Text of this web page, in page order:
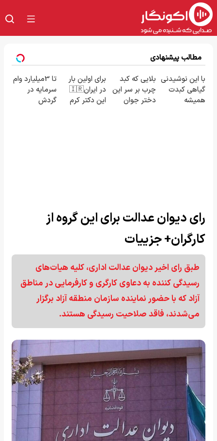
مطالب پیشنهادی
با این نوشیدنی
گیاهی کبدت
همیشه
بلایی که کبد
چرب بر سر این
دختر جوان
برای اولین بار
در ایران🇮🇷
این دکتر کرم
تا 3میلیارد وام
سرمایه در
گردش
رای دیوان عدالت برای این گروه از
کارگران+ جزییات
طبق رای اخیر دیوان عدالت اداری، کلیه هیات‌های
رسیدگی کننده به دعاوی کارگری و کارفرمایی در مناطق
آزاد که با حضور نماینده سازمان منطقه آزاد برگزار
می‌شدند، فاقد صلاحیت رسیدگی هستند.